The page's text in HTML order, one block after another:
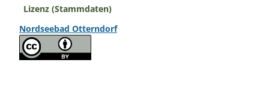
Lizenz (Stammdaten)
Nordseebad Otterndorf